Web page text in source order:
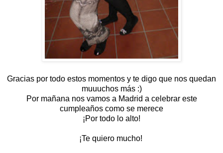
Gracias por todo estos momentos y te digo que nos quedan
muuuchos más :)
Por mañana nos vamos a Madrid a celebrar este
cumpleaños como se merece
¡Por todo lo alto!
¡Te quiero mucho!